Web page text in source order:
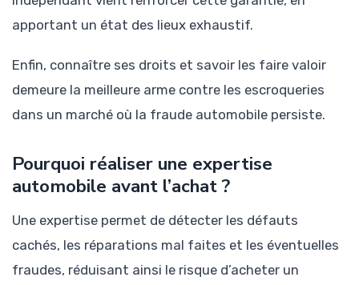
apportant un état des lieux exhaustif.
Enfin, connaître ses droits et savoir les faire valoir
demeure la meilleure arme contre les escroqueries
dans un marché où la fraude automobile persiste.
Pourquoi réaliser une expertise
automobile avant l’achat ?
Une expertise permet de détecter les défauts
cachés, les réparations mal faites et les éventuelles
fraudes, réduisant ainsi le risque d’acheter un